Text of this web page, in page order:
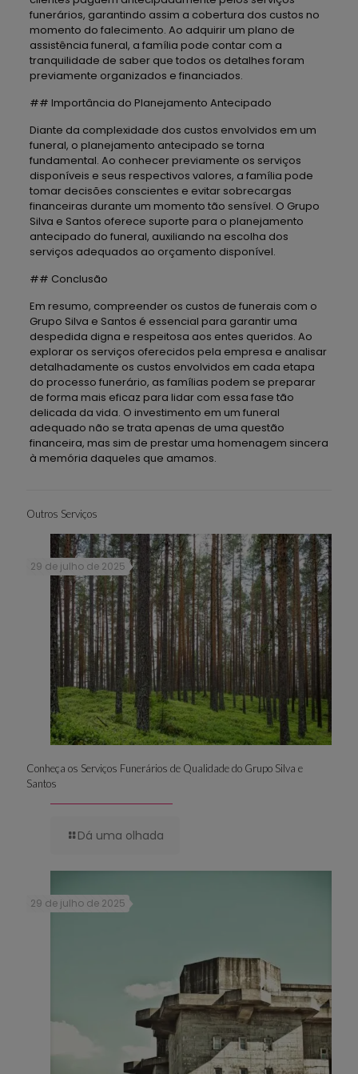
funerários, garantindo assim a cobertura dos custos no
momento do falecimento. Ao adquirir um plano de
assistência funeral, a família pode contar com a
tranquilidade de saber que todos os detalhes foram
previamente organizados e financiados.
## Importância do Planejamento Antecipado
Diante da complexidade dos custos envolvidos em um
funeral, o planejamento antecipado se torna
fundamental. Ao conhecer previamente os serviços
disponíveis e seus respectivos valores, a família pode
tomar decisões conscientes e evitar sobrecargas
financeiras durante um momento tão sensível. O Grupo
Silva e Santos oferece suporte para o planejamento
antecipado do funeral, auxiliando na escolha dos
serviços adequados ao orçamento disponível.
## Conclusão
Em resumo, compreender os custos de funerais com o
Grupo Silva e Santos é essencial para garantir uma
despedida digna e respeitosa aos entes queridos. Ao
explorar os serviços oferecidos pela empresa e analisar
detalhadamente os custos envolvidos em cada etapa
do processo funerário, as famílias podem se preparar
de forma mais eficaz para lidar com essa fase tão
delicada da vida. O investimento em um funeral
adequado não se trata apenas de uma questão
financeira, mas sim de prestar uma homenagem sincera
à memória daqueles que amamos.
Outros Serviços
29 de julho de 2025
Conheça os Serviços Funerários de Qualidade do Grupo Silva e
Santos
Dá uma olhada
29 de julho de 2025